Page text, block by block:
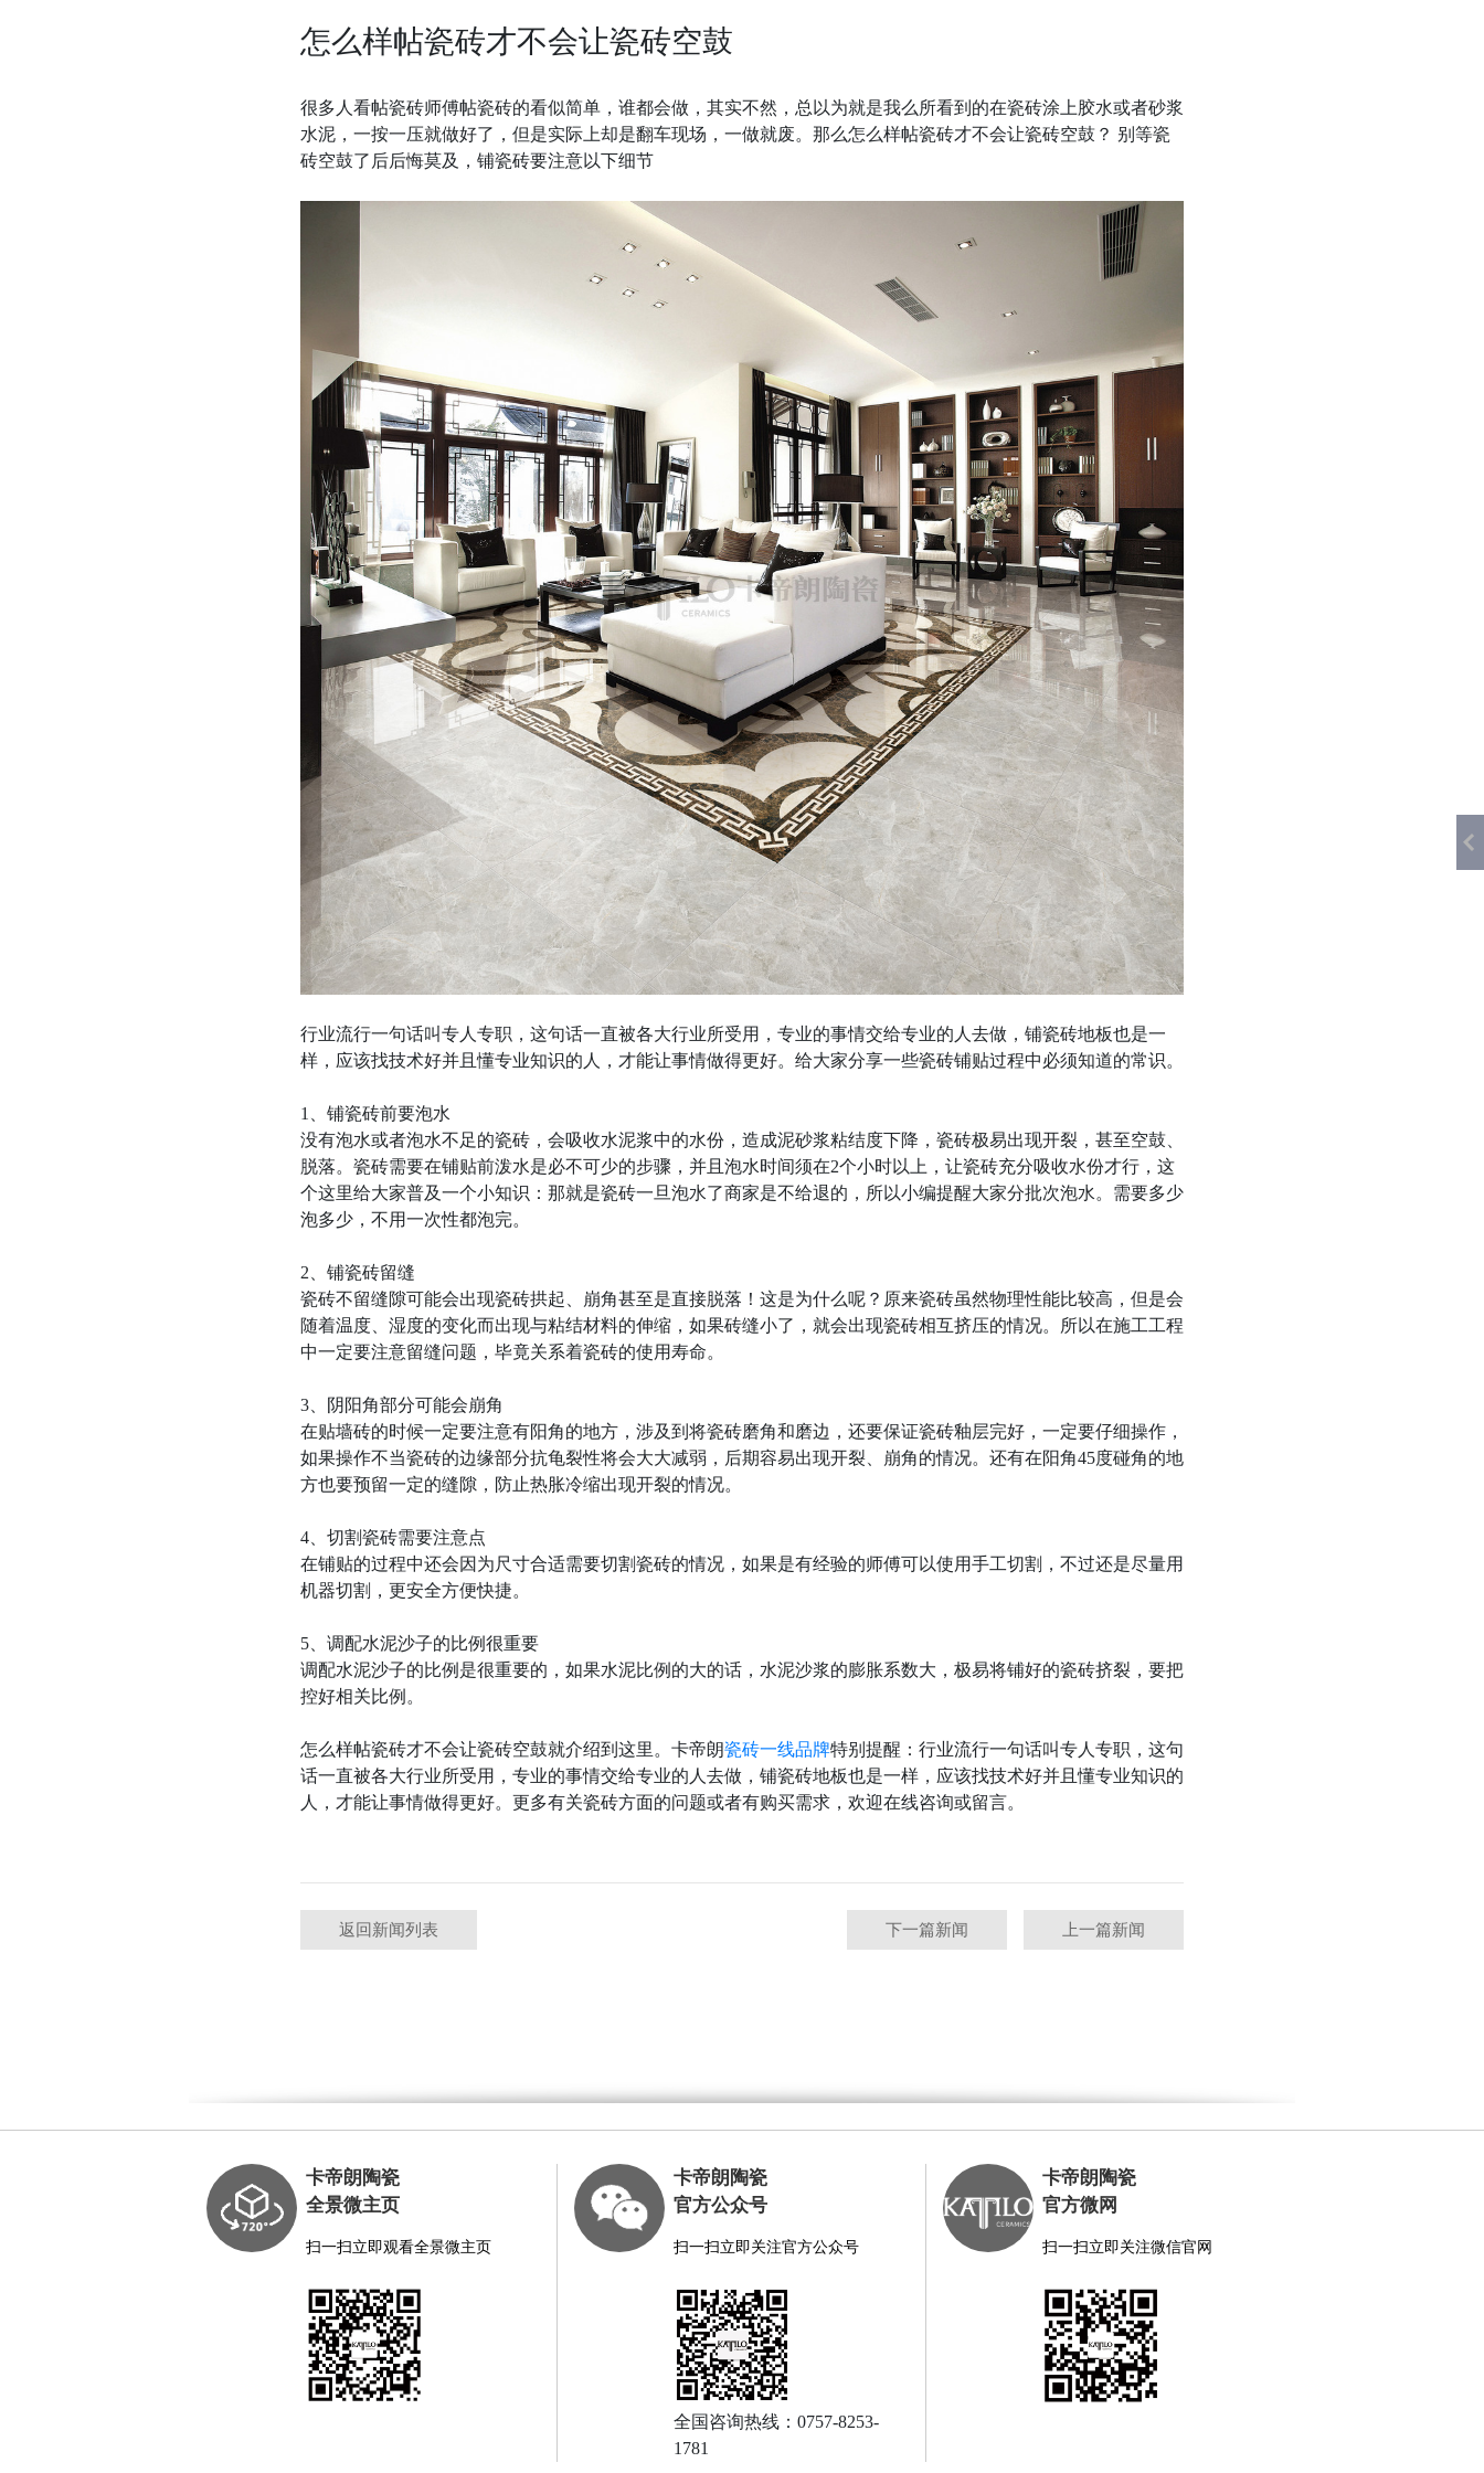
怎么样帖瓷砖才不会让瓷砖空鼓
很多人看帖瓷砖师傅帖瓷砖的看似简单，谁都会做，其实不然，总以为就是我么所看到的在瓷砖涂上胶水或者砂浆
水泥，一按一压就做好了，但是实际上却是翻车现场，一做就废。那么怎么样帖瓷砖才不会让瓷砖空鼓？ 别等瓷
砖空鼓了后后悔莫及，铺瓷砖要注意以下细节
行业流行一句话叫专人专职，这句话一直被各大行业所受用，专业的事情交给专业的人去做，铺瓷砖地板也是一
样，应该找技术好并且懂专业知识的人，才能让事情做得更好。给大家分享一些瓷砖铺贴过程中必须知道的常识。
1、铺瓷砖前要泡水
没有泡水或者泡水不足的瓷砖，会吸收水泥浆中的水份，造成泥砂浆粘结度下降，瓷砖极易出现开裂，甚至空鼓、
脱落。瓷砖需要在铺贴前泼水是必不可少的步骤，并且泡水时间须在2个小时以上，让瓷砖充分吸收水份才行，这
个这里给大家普及一个小知识：那就是瓷砖一旦泡水了商家是不给退的，所以小编提醒大家分批次泡水。需要多少
泡多少，不用一次性都泡完。
2、铺瓷砖留缝
瓷砖不留缝隙可能会出现瓷砖拱起、崩角甚至是直接脱落！这是为什么呢？原来瓷砖虽然物理性能比较高，但是会
随着温度、湿度的变化而出现与粘结材料的伸缩，如果砖缝小了，就会出现瓷砖相互挤压的情况。所以在施工工程
中一定要注意留缝问题，毕竟关系着瓷砖的使用寿命。
3、阴阳角部分可能会崩角
在贴墙砖的时候一定要注意有阳角的地方，涉及到将瓷砖磨角和磨边，还要保证瓷砖釉层完好，一定要仔细操作，
如果操作不当瓷砖的边缘部分抗龟裂性将会大大减弱，后期容易出现开裂、崩角的情况。还有在阳角45度碰角的地
方也要预留一定的缝隙，防止热胀冷缩出现开裂的情况。
4、切割瓷砖需要注意点
在铺贴的过程中还会因为尺寸合适需要切割瓷砖的情况，如果是有经验的师傅可以使用手工切割，不过还是尽量用
机器切割，更安全方便快捷。
5、调配水泥沙子的比例很重要
调配水泥沙子的比例是很重要的，如果水泥比例的大的话，水泥沙浆的膨胀系数大，极易将铺好的瓷砖挤裂，要把
控好相关比例。
怎么样帖瓷砖才不会让瓷砖空鼓就介绍到这里。 卡帝朗瓷砖一线品牌特别提醒：行业流行一句话叫专人专职，这句
话一直被各大行业所受用，专业的事情交给专业的人去做，铺瓷砖地板也是一样，应该找技术好并且懂专业知识的
人，才能让事情做得更好。更多有关瓷砖方面的问题或者有购买需求，欢迎在线咨询或留言。
返回新闻列表 上一篇新闻
下一篇新闻
卡帝朗陶瓷
全景微主页
扫一扫立即观看全景微主页
卡帝朗陶瓷
官方公众号
扫一扫立即关注官方公众号
全国咨询热线：0757-8253-
1781
卡帝朗陶瓷
官方微网
扫一扫立即关注微信官网